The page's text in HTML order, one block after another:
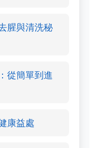
腥與清洗秘
從簡單到進
康益處